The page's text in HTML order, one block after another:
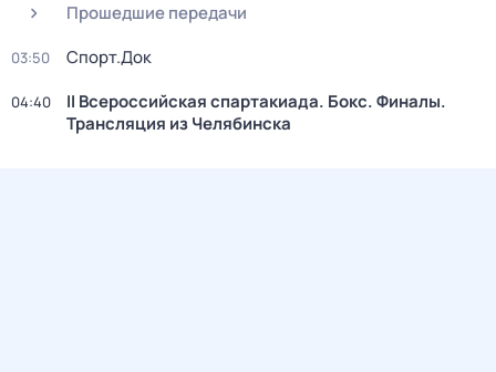
Прошедшие передачи
03:50 Спорт.Док
04:40
II Всероссийская спартакиада. Бокс. Финалы.
Трансляция из Челябинска